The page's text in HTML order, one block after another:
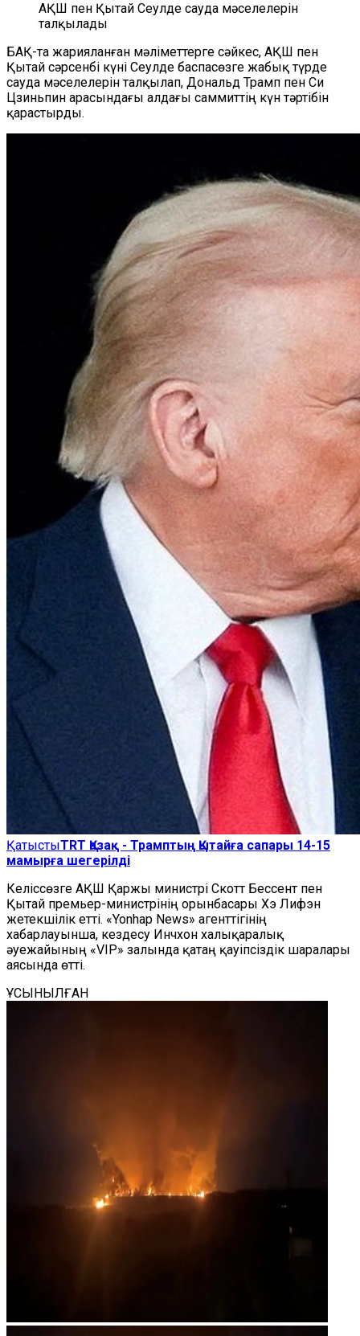
АҚШ пен Қытай Сеулде сауда мәселелерін
талқылады
БАҚ-та жарияланған мәліметтерге сәйкес, АҚШ пен
Қытай сәрсенбі күні Сеулде баспасөзге жабық түрде
сауда мәселелерін талқылап, Дональд Трамп пен Си
Цзиньпин арасындағы алдағы саммиттің күн тәртібін
қарастырды.
ҚатыстыTRT Қазақ - Трамптың Қытайға сапары 14-15
мамырға шегерілді
Келіссөзге АҚШ Қаржы министрі Скотт Бессент пен
Қытай премьер-министрінің орынбасары Хэ Лифэн
жетекшілік етті. «Yonhap News» агенттігінің
хабарлауынша, кездесу Инчхон халықаралық
әуежайының «VIP» залында қатаң қауіпсіздік шаралары
аясында өтті.
ҰСЫНЫЛҒАН